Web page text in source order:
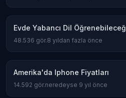
Evde Yabancı Dil
48.536 gör.8 yıldan fazla önce
Amerika'da Iphone Fiyatları
14.592 gör.neredeyse 9 yıl önce